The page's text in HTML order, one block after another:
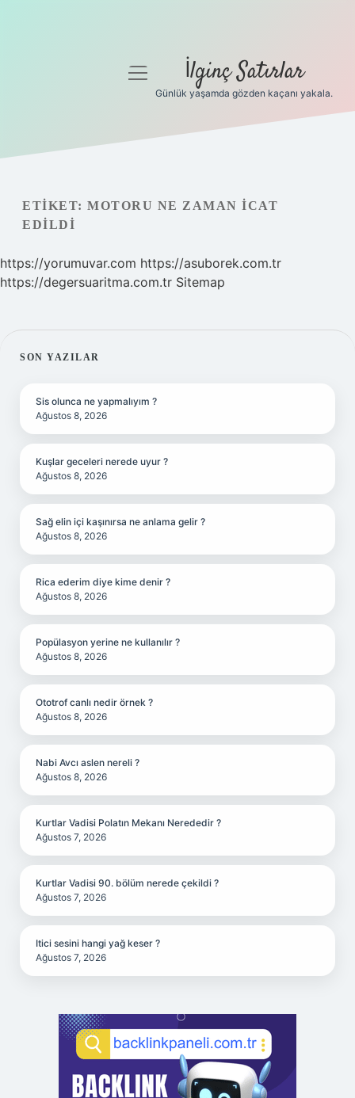
Gizlilik Politikası
Hakkımızda
menüyü
İlginç Satırlar
Günlük yaşamda gözden kaçanı yakala.
ETIKET: MOTORU NE ZAMAN ICAT
EDILDI
https://yorumuvar.com https://asuborek.com.tr
https://degersuaritma.com.tr Sitemap
SIDEBAR
SON YAZILAR
Sis olunca ne yapmalıyım ?
Ağustos 8, 2026
Kuşlar geceleri nerede uyur ?
Ağustos 8, 2026
Sağ elin içi kaşınırsa ne anlama gelir ?
Ağustos 8, 2026
Rica ederim diye kime denir ?
Ağustos 8, 2026
Popülasyon yerine ne kullanılır ?
Ağustos 8, 2026
Ototrof canlı nedir örnek ?
Ağustos 8, 2026
Nabi Avcı aslen nereli ?
Ağustos 8, 2026
Kurtlar Vadisi Polatın Mekanı Nerededir ?
Ağustos 7, 2026
Kurtlar Vadisi 90. bölüm nerede çekildi ?
Ağustos 7, 2026
Itici sesini hangi yağ keser ?
Ağustos 7, 2026